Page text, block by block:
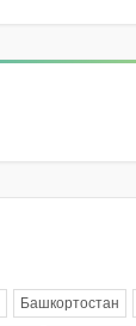
Башкортостан